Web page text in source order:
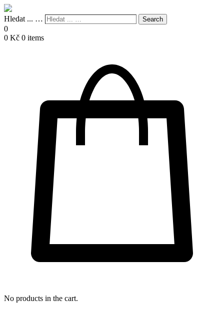
Hledat ... … Search
0
0 Kč 0 items
No products in the cart.